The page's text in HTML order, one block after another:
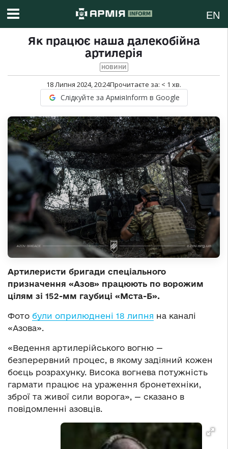
EN
Як працює наша далекобійна
артилерія
НОВИНИ
18 Липня 2024, 20:24Прочитаєте за: < 1 хв.
Слідкуйте за АрміяInform в Google
Артилеристи бригади спеціального
призначення «Азов» працюють по ворожим
цілям зі 152-мм гаубиці «Мста-Б».
Фото були оприлюднені 18 липня на каналі
«Азова».
«Ведення артилерійського вогню —
безперервний процес, в якому задіяний кожен
боєць розрахунку. Висока вогнева потужність
гармати працює на ураження бронетехніки,
зброї та живої сили ворога», — сказано в
повідомленні азовців.